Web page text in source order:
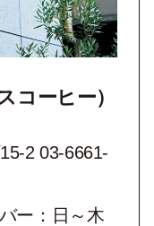
コーヒー）
2 03-6661-
ー：日～木